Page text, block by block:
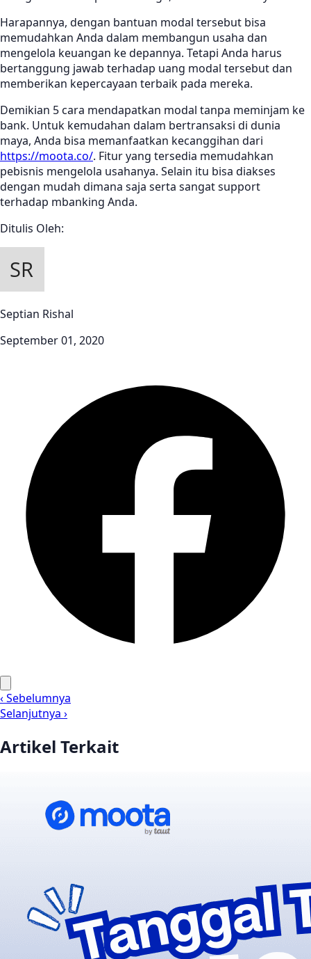
Harapannya, dengan bantuan modal tersebut bisa
memudahkan Anda dalam membangun usaha dan
mengelola keuangan ke depannya. Tetapi Anda harus
bertanggung jawab terhadap uang modal tersebut dan
memberikan kepercayaan terbaik pada mereka.
Demikian 5 cara mendapatkan modal tanpa meminjam ke
bank. Untuk kemudahan dalam bertransaksi di dunia
maya, Anda bisa memanfaatkan kecanggihan dari
https://moota.co/. Fitur yang tersedia memudahkan
pebisnis mengelola usahanya. Selain itu bisa diakses
dengan mudah dimana saja serta sangat support
terhadap mbanking Anda.
Ditulis Oleh:
Septian Rishal
September 01, 2020
‹ Sebelumnya
Selanjutnya ›
Artikel Terkait